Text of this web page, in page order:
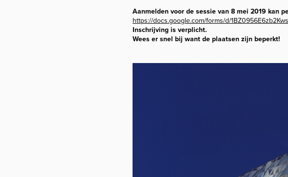
Aanmelden voor de sessie van 8 mei 2019 kan
https://docs.google.com/forms/d/
Inschrijving is verplicht.
Wees er snel bij want de plaatsen zijn beperkt!